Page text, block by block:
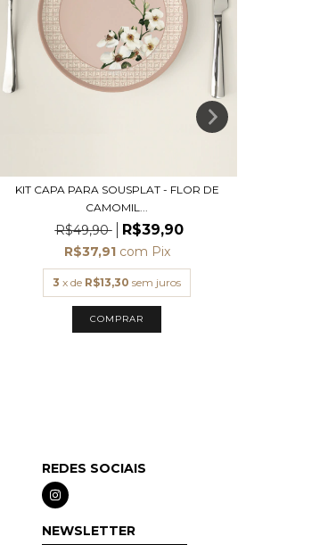
KIT CAPA PARA SOUSPLAT - FLOR DE
CAMOMIL...
R$49,90 R$39,90
R$37,91 com Pix
3 x de R$13,30 sem juros
REDES SOCIAIS
NEWSLETTER